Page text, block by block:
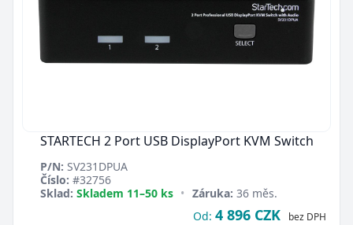
STARTECH 2 Port USB DisplayPort KVM Switch
P/N: SV231DPUA
Číslo: #32756
Sklad: Skladem 11–50 ks • Záruka: 36 měs.
Od: 4 896 CZK bez DPH